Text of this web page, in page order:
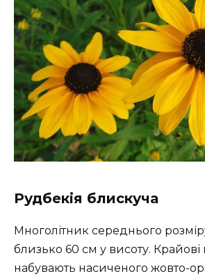
Рудбекія блискуча
Многолітник середнього
близько 60 см у висоту.
набувають насиченого жовто-